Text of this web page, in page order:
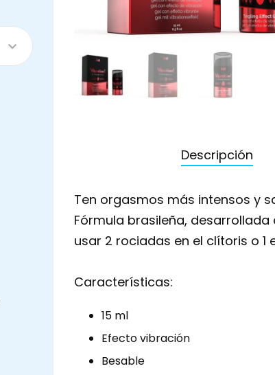
Descripción
Ten orgasmos más intensos y
Fórmula brasileña,
usar 2 rociadas en el clítoris o
Características:
15 ml
Efecto vibración
Besable